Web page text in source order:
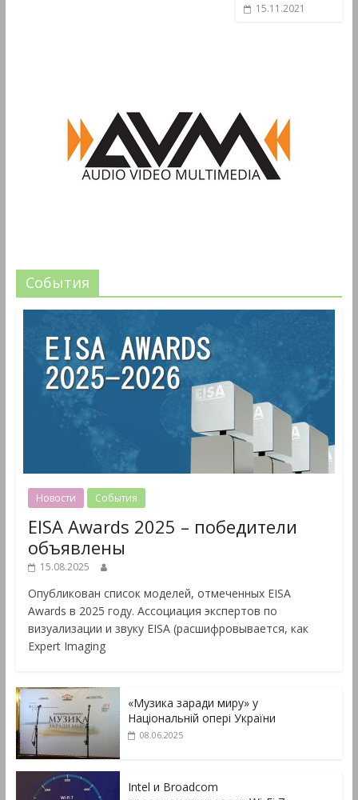
15.11.2021
События
Новости События
EISA Awards 2025 – победители
объявлены
15.08.2025
Опубликован список моделей, отмеченных EISA
Awards в 2025 году. Ассоциация экспертов по
визуализации и звуку EISA (расшифровывается, как
Expert Imaging
«Музика заради миру» у
Національній опері України
08.06.2025
Intel и Broadcom